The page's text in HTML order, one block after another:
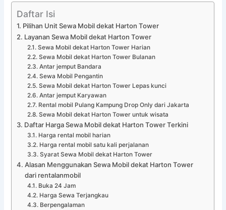
Daftar Isi
Pilihan Unit Sewa Mobil dekat Harton Tower
Layanan Sewa Mobil dekat Harton Tower
Sewa Mobil dekat Harton Tower Harian
Sewa Mobil dekat Harton Tower Bulanan
Antar jemput Bandara
Sewa Mobil Pengantin
Sewa Mobil dekat Harton Tower Lepas kunci
Antar jemput Karyawan
Rental mobil Pulang Kampung Drop Only dari Jakarta
Sewa Mobil dekat Harton Tower untuk wisata
Daftar Harga Sewa Mobil dekat Harton Tower Terkini
Harga rental mobil harian
Harga rental mobil satu kali perjalanan
Syarat Sewa Mobil dekat Harton Tower
Alasan Menggunakan Sewa Mobil dekat Harton Tower
dari rentalanmobil
Buka 24 Jam
Harga Sewa Terjangkau
Berpengalaman